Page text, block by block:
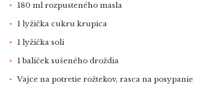
180 ml rozpusteného masla
1 lyžička cukru krupica
1 lyžička soli
1 balíček sušeného droždia
Vajce na potretie rožtekov, rasca na posypanie